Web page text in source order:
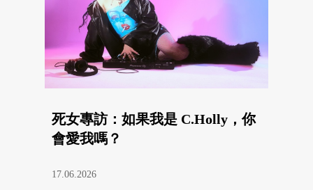
死女專訪：如果我是 C.Holly，你
會愛我嗎？
17.06.2026